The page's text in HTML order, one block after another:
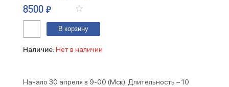
8500 ₽
Количество
в
Причине.
В корзину
Наличие:Нет в наличии
Начало 30 апреля в 9-00 (Мск). Длительность – 10